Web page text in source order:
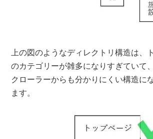
上の図のようなディレクトリ構造は、
のカテゴリーが雑多になりすぎていて
クローラーからも分かりにくい構造に
ます。